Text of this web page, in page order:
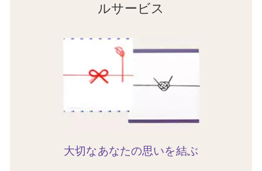
ルサービス
大切なあなたの思いを結ぶ